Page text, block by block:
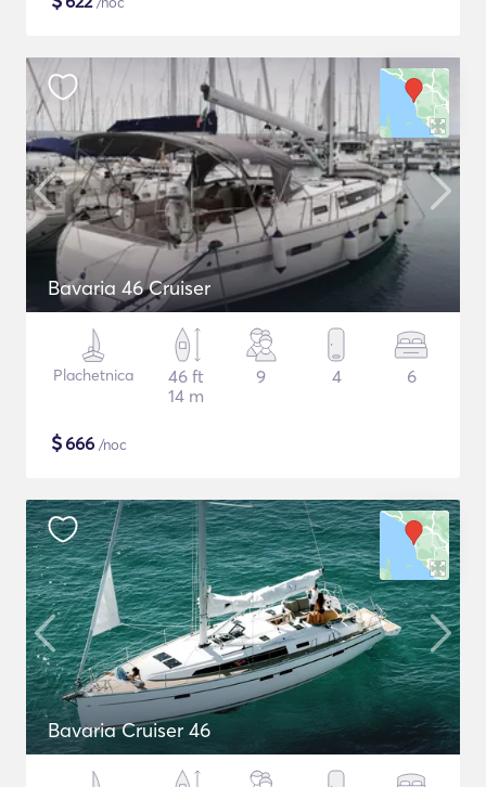
Bavaria 46 Cruiser
Plachetnica
46 ft
14 m
9 4 6
$666 /noc
Bavaria Cruiser 46